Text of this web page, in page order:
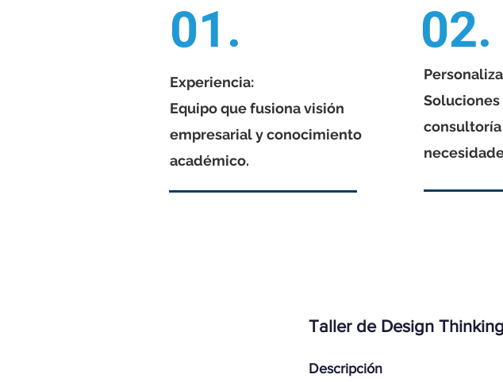
01.
Experiencia:
Equipo que fusiona visión
empresarial y conocimiento
académico.
02.
Taller de Design Thinking
Descripción